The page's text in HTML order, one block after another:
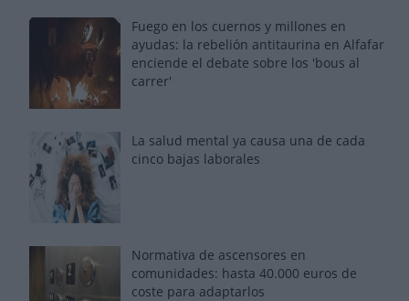
Fuego en los cuernos y millones en
ayudas: la rebelión antitaurina en Alfafar
enciende el debate sobre los 'bous al
carrer'
La salud mental ya causa una de cada
cinco bajas laborales
Normativa de ascensores en
comunidades: hasta 40.000 euros de
coste para adaptarlos